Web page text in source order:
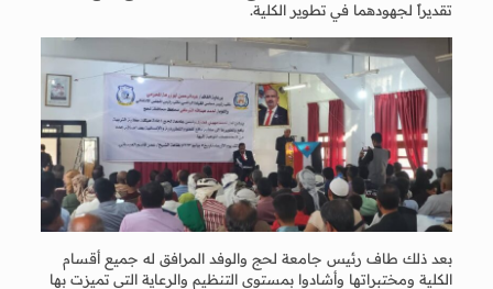
تقديراً لجهودهما في تطوير الكلية.
بعد ذلك طاف رئيس جامعة لحج والوفد المرافق له جميع أقسام
الكلية ومختبراتها وأشادوا بمستوى التنظيم والرعاية التي تميزت بها